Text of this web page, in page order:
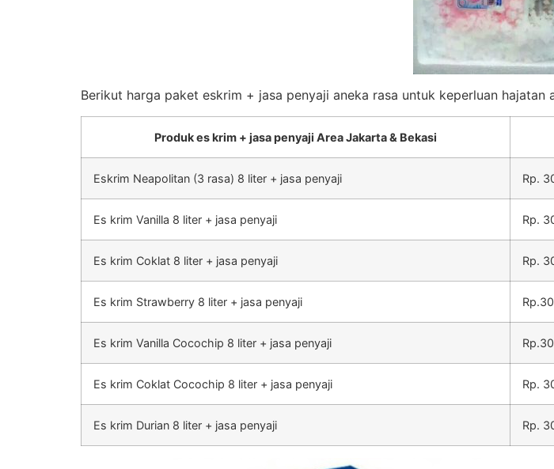
Berikut harga paket eskrim + jasa penyaji aneka rasa untuk keperluan
Produk es krim + jasa penyaji Area Jakarta & Bekasi
Eskrim Neapolitan (3 rasa) 8 liter + jasa penyaji Rp.
Es krim Vanilla 8 liter + jasa penyaji Rp.
Es krim Coklat 8 liter + jasa penyaji Rp.
Es krim Strawberry 8 liter + jasa penyaji
Es krim Vanilla Cocochip 8 liter + jasa penyaji
Es krim Coklat Cocochip 8 liter + jasa penyaji Rp.
Es krim Durian 8 liter + jasa penyaji Rp.